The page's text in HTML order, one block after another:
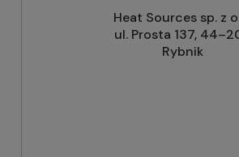
Heat Sources sp. z
ul. Prosta 137,
Rybnik